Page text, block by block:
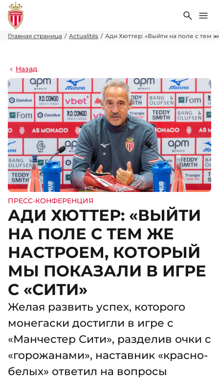
Поиск
Главная страница Actualités Ади Хюттер: «Выйти на поле с тем
Назад
ПРЕСС-КОНФЕРЕНЦИЯ
АДИ ХЮТТЕР: «ВЫЙТИ
НА ПОЛЕ С ТЕМ ЖЕ
НАСТРОЕМ, КОТОРЫЙ
МЫ ПОКАЗАЛИ В ИГРЕ
С «СИТИ»
Желая развить успех, которого
монегаски достигли в игре с
«Манчестер Сити», разделив очки с
«горожанами», наставник «красно-
белых» ответил на вопросы